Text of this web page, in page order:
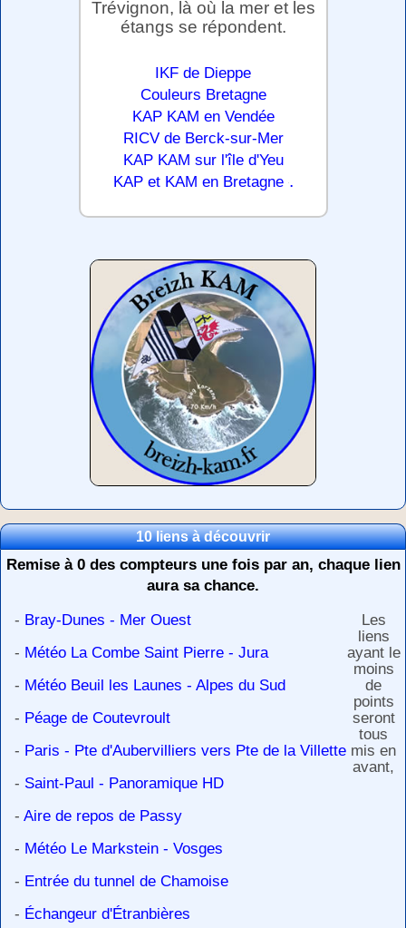
Trévignon, là où la mer et les
étangs se répondent.
IKF de Dieppe
Couleurs Bretagne
KAP KAM en Vendée
RICV de Berck-sur-Mer
KAP KAM sur l'île d'Yeu
KAP et KAM en Bretagne .
10 liens à découvrir
Remise à 0 des compteurs une fois par an, chaque lien
aura sa chance.
- Bray-Dunes - Mer Ouest
- Météo La Combe Saint Pierre - Jura
- Météo Beuil les Launes - Alpes du Sud
- Péage de Coutevroult
- Paris - Pte d'Aubervilliers vers Pte de la Villette
- Saint-Paul - Panoramique HD
- Aire de repos de Passy
- Météo Le Markstein - Vosges
- Entrée du tunnel de Chamoise
- Échangeur d'Étranbières
Les
liens
ayant le
moins
de
points
seront
tous
mis en
avant,